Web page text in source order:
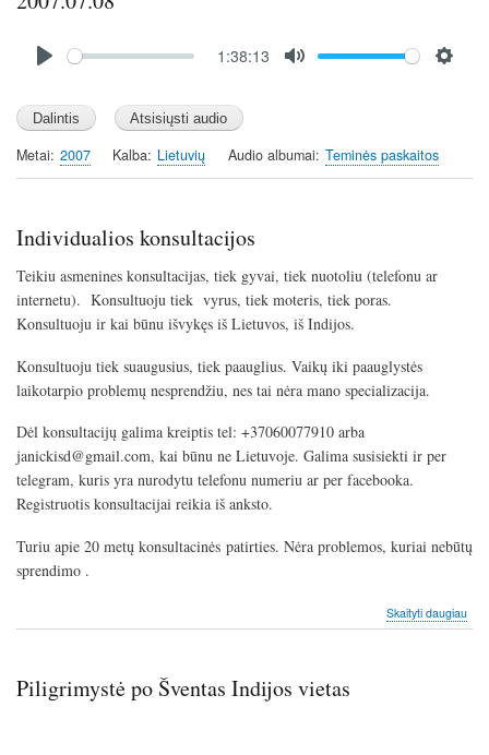
l
a
y
1:38:13
e
i
Metai 2007 Kalba Lietuvių Audio albumai Teminės paskaitos
Individualios konsultacijos
Teikiu asmenines konsultacijas, tiek gyvai, tiek nuotoliu (telefonu ar
internetu). Konsultuoju tiek vyrus, tiek moteris, tiek poras.
Konsultuoju ir kai būnu išvykęs iš Lietuvos, iš Indijos.
Konsultuoju tiek suaugusius, tiek paauglius. Vaikų iki paauglystės
laikotarpio problemų nesprendžiu, nes tai nėra mano specializacija.
Dėl konsultacijų galima kreiptis tel: +37060077910 arba
janickisd@gmail.com, kai būnu ne Lietuvoje. Galima susisiekti ir per
telegram, kuris yra nurodytu telefonu numeriu ar per facebooka.
Registruotis konsultacijai reikia iš anksto.
Turiu apie 20 metų konsultacinės patirties. Nėra problemos, kuriai nebūtų
sprendimo .
Skaityti daugiauapie
Piligrimystė po Šventas Indijos vietas